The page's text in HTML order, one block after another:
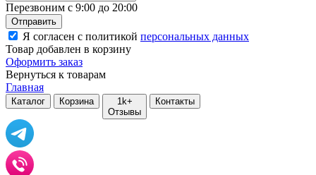
Перезвоним с 9:00 до 20:00
Отправить
Я согласен с политикой персональных данных
Товар добавлен в корзину
Оформить заказ
Вернуться к товарам
Главная
Каталог Корзина
1k+
Отзывы
Контакты